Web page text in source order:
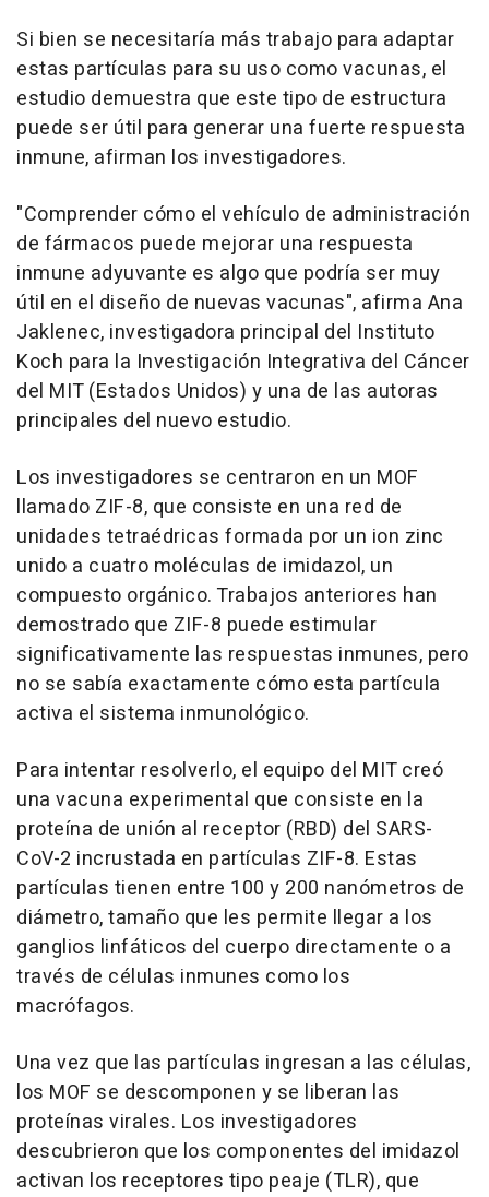
Si bien se necesitaría más trabajo para adaptar
estas partículas para su uso como vacunas, el
estudio demuestra que este tipo de estructura
puede ser útil para generar una fuerte respuesta
inmune, afirman los investigadores.
"Comprender cómo el vehículo de administración
de fármacos puede mejorar una respuesta
inmune adyuvante es algo que podría ser muy
útil en el diseño de nuevas vacunas", afirma Ana
Jaklenec, investigadora principal del Instituto
Koch para la Investigación Integrativa del Cáncer
del MIT (Estados Unidos) y una de las autoras
principales del nuevo estudio.
Los investigadores se centraron en un MOF
llamado ZIF-8, que consiste en una red de
unidades tetraédricas formada por un ion zinc
unido a cuatro moléculas de imidazol, un
compuesto orgánico. Trabajos anteriores han
demostrado que ZIF-8 puede estimular
significativamente las respuestas inmunes, pero
no se sabía exactamente cómo esta partícula
activa el sistema inmunológico.
Para intentar resolverlo, el equipo del MIT creó
una vacuna experimental que consiste en la
proteína de unión al receptor (RBD) del SARS-
CoV-2 incrustada en partículas ZIF-8. Estas
partículas tienen entre 100 y 200 nanómetros de
diámetro, tamaño que les permite llegar a los
ganglios linfáticos del cuerpo directamente o a
través de células inmunes como los
macrófagos.
Una vez que las partículas ingresan a las células,
los MOF se descomponen y se liberan las
proteínas virales. Los investigadores
descubrieron que los componentes del imidazol
activan los receptores tipo peaje (TLR), que